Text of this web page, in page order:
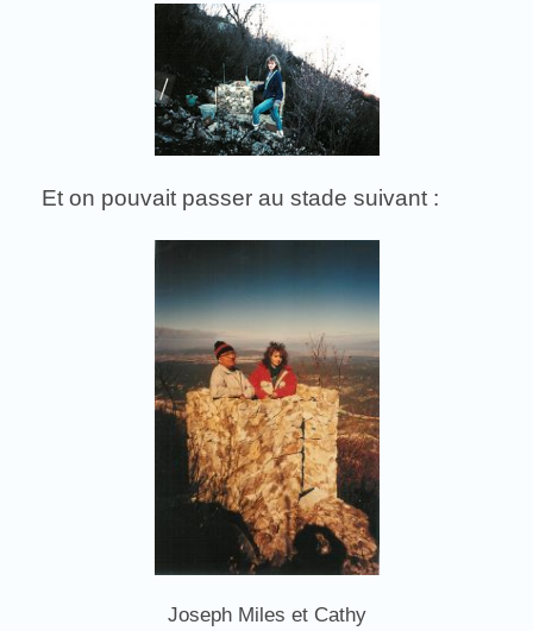
Et on pouvait passer au stade suivant :
Joseph Miles et Cathy